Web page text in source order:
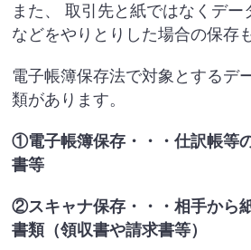
また、 取引先と紙ではなくデ
などをやりとりした場合の保存
電子帳簿保存法で対象とするデ
類があります。
①電子帳簿保存・・・仕訳帳等
書等
②スキャナ保存・・・相手から
書類（領収書や請求書等）